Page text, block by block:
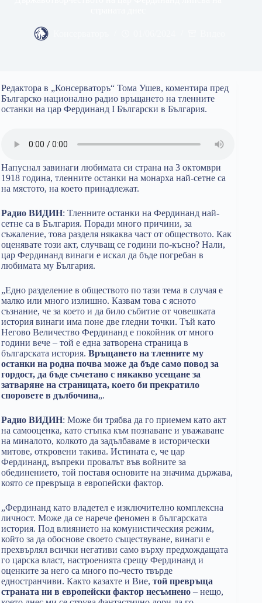
Редактора в „Консерваторъ“ Тома Ушев, коментира пред
Българско национално радио връщането на тленните
останки на цар Фердинанд I Български в България.
Напуснал завинаги любимата си страна на 3 октомври
1918 година, тленните останки на монарха най-сетне са
на мястото, на което принадлежат.
Радио ВИДИН: Тленните останки на Фердинанд най-
сетне са в България. Поради много причини, за
съжаление, това разделя някаква част от обществото. Как
оценявате този акт, случващ се години по-късно? Нали,
цар Фердинанд винаги е искал да бъде погребан в
любимата му България.
„Едно разделение в обществото по тази тема в случая е
малко или много излишно. Казвам това с ясното
съзнание, че за което и да било събитие от човешката
история винаги има поне две гледни точки. Тъй като
Негово Величество Фердинанд е покойник от много
години вече – той е една затворена страница в
българската история. Връщането на тленните му
останки на родна почва може да бъде само повод за
гордост, да бъде съчетано с някакво усещане за
затваряне на страницата, което би прекратило
споровете в дълбочина„.
Радио ВИДИН: Може би трябва да го приемем като акт
на самооценка, като стъпка към познаване и уважаване
на миналото, колкото да задълбаваме в исторически
митове, откровени такива. Истината е, че цар
Фердинанд, въпреки провалът във войните за
обединението, той поставя основите на значима държава,
която се превръща в европейски фактор.
„Фердинанд като владетел е изключително комплексна
личност. Може да се нарече феномен в българската
история. Под влиянието на комунистическия режим,
който за да обоснове своето съществуване, винаги е
прехвърлял всички негативи само върху предхождащата
го царска власт, настроенията срещу Фердинанд и
оценките за него са много по-често твърде
едностранчиви. Както казахте и Вие, той превръща
страната ни в европейски фактор несъмнено – нещо,